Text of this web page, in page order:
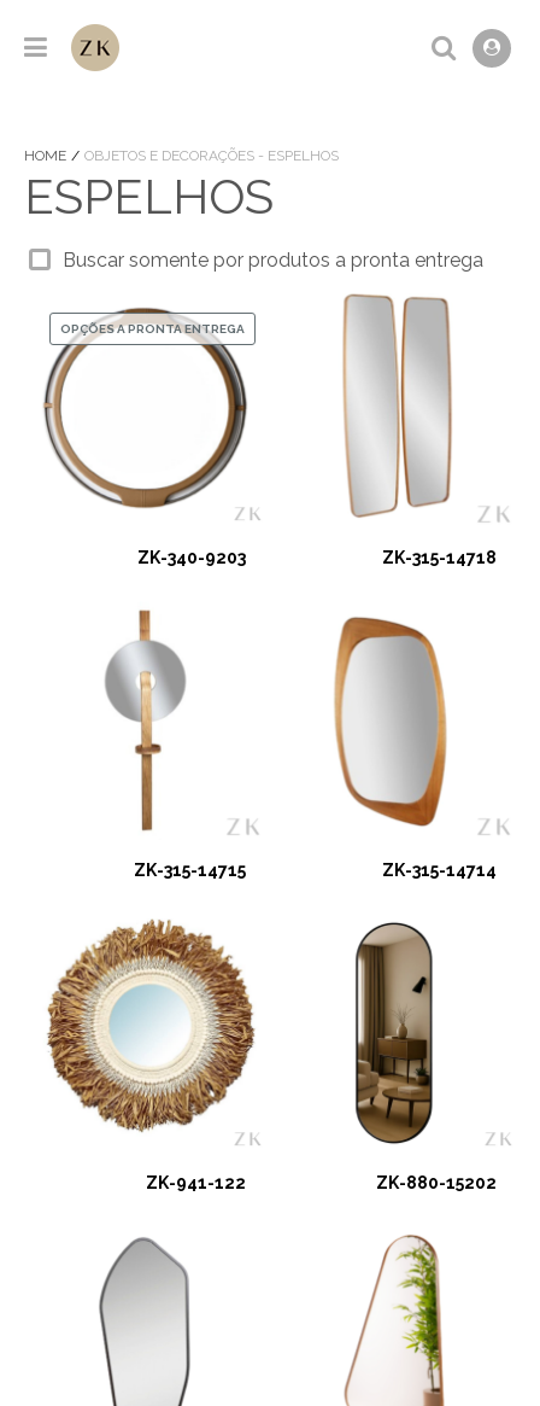
HOME OBJETOS E DECORAÇÕES - ESPELHOS
ESPELHOS
Buscar somente por produtos a pronta entrega
OPÇÕES A PRONTA ENTREGA
ZK-340-9203 ZK-315-14718
ZK-315-14715 ZK-315-14714
ZK-941-122 ZK-880-15202